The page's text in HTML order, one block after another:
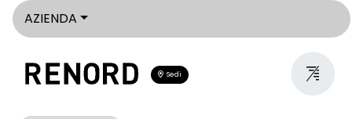
AZIENDA
Sedi